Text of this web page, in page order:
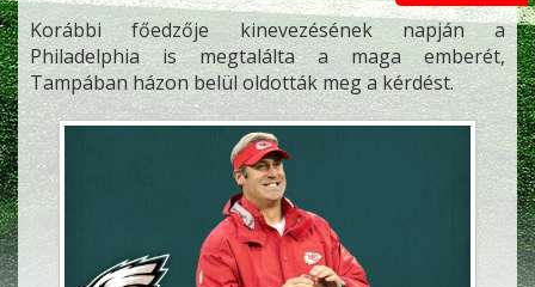
Korábbi főedzője kinevezésének napján a
Philadelphia is megtalálta a maga emberét,
Tampában házon belül oldották meg a kérdést.